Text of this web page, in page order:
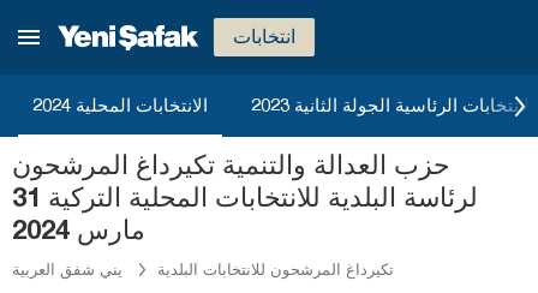
انتخابات
الانتخابات المحلية 2024 2023 الانتخابات الرئاسية الجولة الثانية
حزب العدالة والتنمية تكيرداغ المرشحون
لرئاسة البلدية للانتخابات المحلية التركية 31
مارس 2024
يني شفق العربية تكيرداغ المرشحون للانتخابات البلدية
عثمانية
صقاريا
شانلي أورفا
سيرت
سينوب